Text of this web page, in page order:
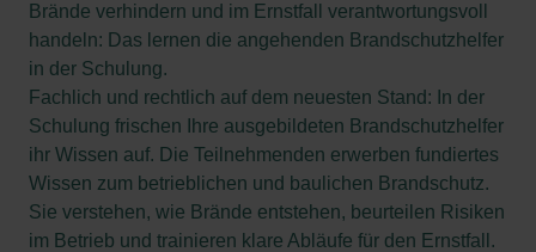
Brände verhindern und im Ernstfall verantwortungsvoll
handeln: Das lernen die angehenden Brandschutzhelfer
in der Schulung.
Fachlich und rechtlich auf dem neuesten Stand: In der
Schulung frischen Ihre ausgebildeten Brandschutzhelfer
ihr Wissen auf. Die Teilnehmenden erwerben fundiertes
Wissen zum betrieblichen und baulichen Brandschutz.
Sie verstehen, wie Brände entstehen, beurteilen Risiken
im Betrieb und trainieren klare Abläufe für den Ernstfall.